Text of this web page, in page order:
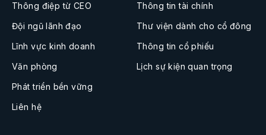
Thông điệp từ CEO
Đội ngũ lãnh đạo
Lĩnh vực kinh doanh
Văn phòng
Phát triển bền vững
Liên hệ
Thông tin tài chính
Thư viện dành cho cổ đông
Thông tin cổ phiếu
Lịch sự kiện quan trọng